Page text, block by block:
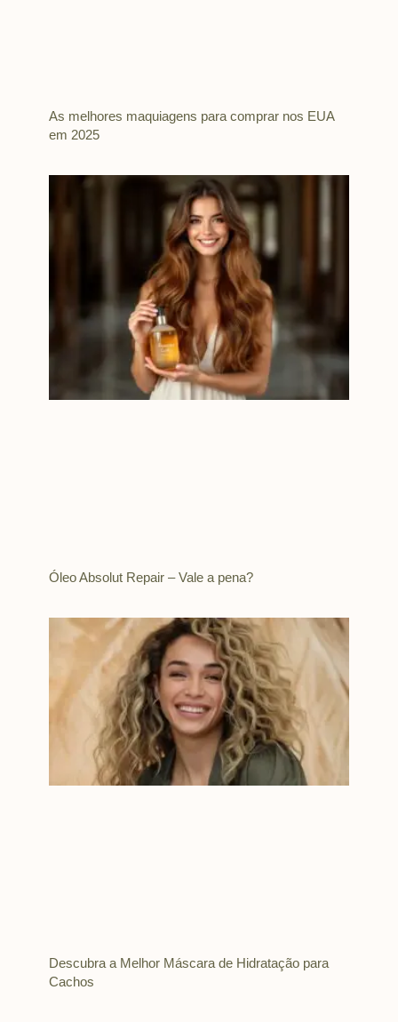
As melhores maquiagens para comprar nos EUA
em 2025
Óleo Absolut Repair – Vale a pena?
Descubra a Melhor Máscara de Hidratação para
Cachos